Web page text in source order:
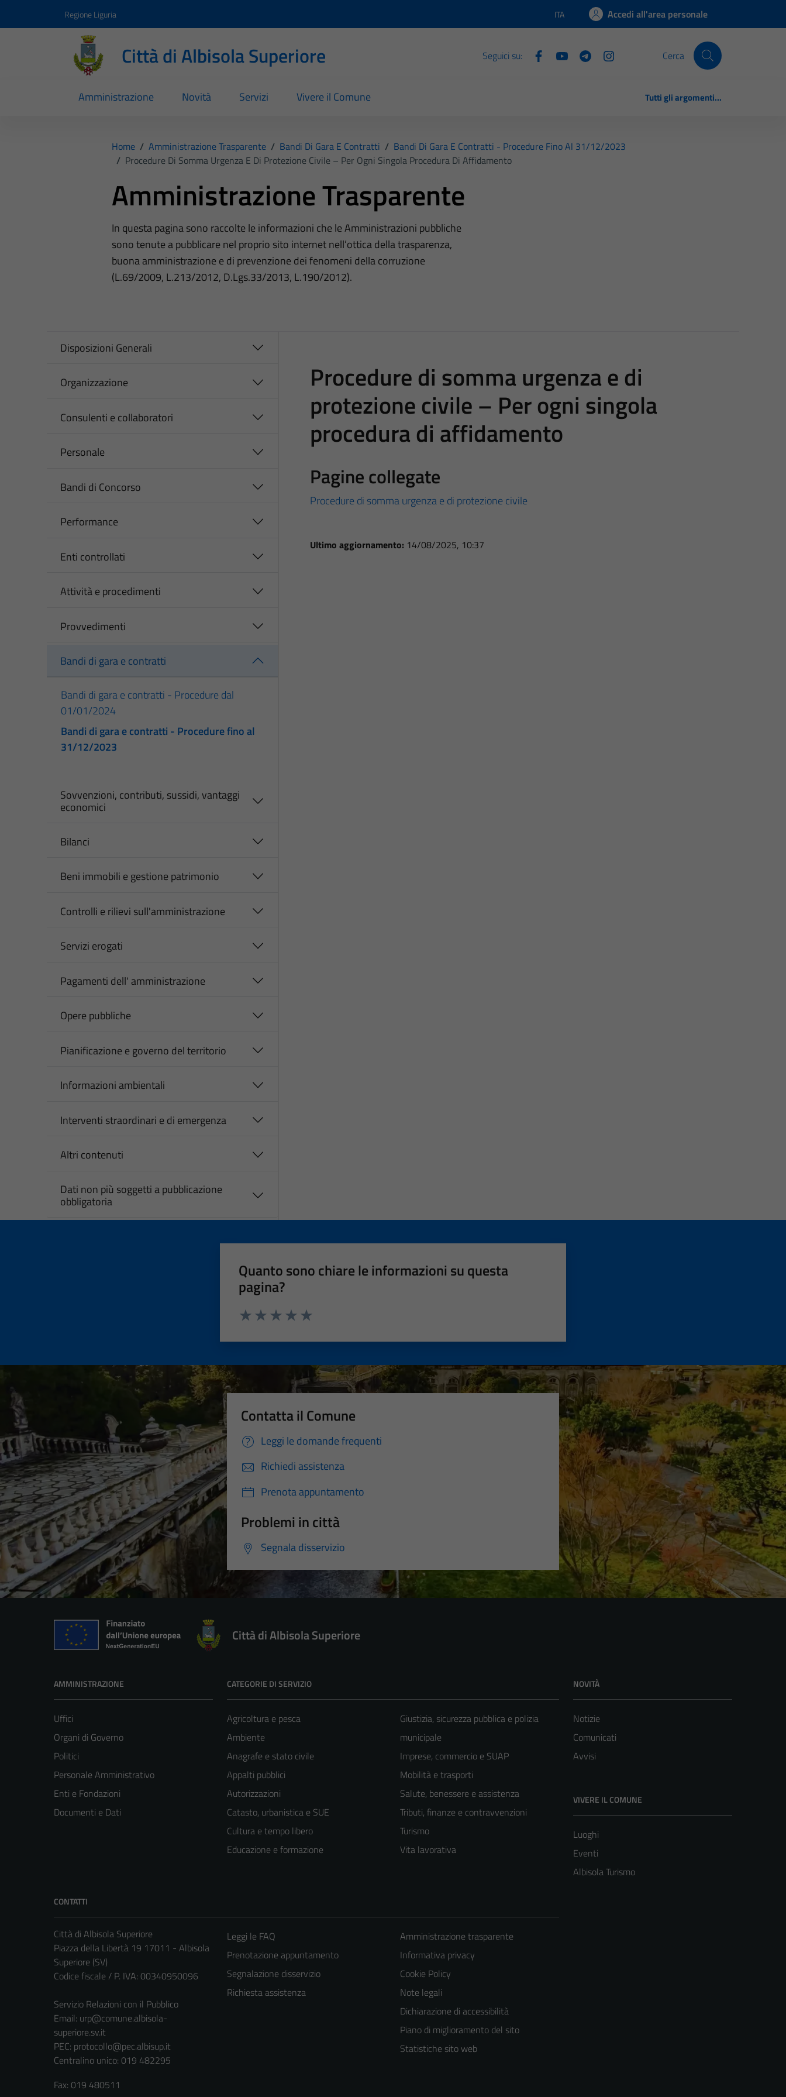
Regione Liguria Lingua attiva:
ITA Accedi all'area personale
Città di Albisola Superiore Seguici su: Cerca
Amministrazione Novità Servizi Vivere il Comune Tutti gli argomenti...
Home / Amministrazione Trasparente / Bandi Di Gara E Contratti / Bandi Di Gara E Contratti - Procedure Fino Al 31/12/2023
/ Procedure Di Somma Urgenza E Di Protezione Civile – Per Ogni Singola Procedura Di Affidamento
Amministrazione Trasparente
In questa pagina sono raccolte le informazioni che le Amministrazioni pubbliche
sono tenute a pubblicare nel proprio sito internet nell’ottica della trasparenza,
buona amministrazione e di prevenzione dei fenomeni della corruzione
(L.69/2009, L.213/2012, D.Lgs.33/2013, L.190/2012).
Disposizioni Generali
Organizzazione
Consulenti e collaboratori
Personale
Bandi di Concorso
Performance
Enti controllati
Attività e procedimenti
Provvedimenti
Bandi di gara e contratti
Bandi di gara e contratti - Procedure dal
01/01/2024
Bandi di gara e contratti - Procedure fino al
31/12/2023
Sovvenzioni, contributi, sussidi, vantaggi
economici
Bilanci
Beni immobili e gestione patrimonio
Controlli e rilievi sull'amministrazione
Servizi erogati
Pagamenti dell' amministrazione
Opere pubbliche
Pianificazione e governo del territorio
Informazioni ambientali
Interventi straordinari e di emergenza
Altri contenuti
Dati non più soggetti a pubblicazione
obbligatoria
Procedure di somma urgenza e di
protezione civile – Per ogni singola
procedura di affidamento
Pagine collegate
Procedure di somma urgenza e di protezione civile
Ultimo aggiornamento: 14/08/2025, 10:37
Quanto sono chiare le informazioni su questa
pagina?
Contatta il Comune
Leggi le domande frequenti
Richiedi assistenza
Prenota appuntamento
Problemi in città
Segnala disservizio
Città di Albisola Superiore
AMMINISTRAZIONE
Uffici
Organi di Governo
Politici
Personale Amministrativo
Enti e Fondazioni
Documenti e Dati
CATEGORIE DI SERVIZIO
Agricoltura e pesca
Ambiente
Anagrafe e stato civile
Appalti pubblici
Autorizzazioni
Catasto, urbanistica e SUE
Cultura e tempo libero
Educazione e formazione
Giustizia, sicurezza pubblica e polizia
municipale
Imprese, commercio e SUAP
Mobilità e trasporti
Salute, benessere e assistenza
Tributi, finanze e contravvenzioni
Turismo
Vita lavorativa
NOVITÀ
Notizie
Comunicati
Avvisi
VIVERE IL COMUNE
Luoghi
Eventi
Albisola Turismo
CONTATTI
Città di Albisola Superiore
Piazza della Libertà 19 17011 - Albisola
Superiore (SV)
Codice fiscale / P. IVA: 00340950096
Servizio Relazioni con il Pubblico
Email: urp@comune.albisola-
superiore.sv.it
PEC: protocollo@pec.albisup.it
Centralino unico: 019 482295
Fax: 019 480511
Leggi le FAQ
Prenotazione appuntamento
Segnalazione disservizio
Richiesta assistenza
Amministrazione trasparente
Informativa privacy
Cookie Policy
Note legali
Dichiarazione di accessibilità
Piano di miglioramento del sito
Statistiche sito web
Tecnici
Questi cookie
sono necessari